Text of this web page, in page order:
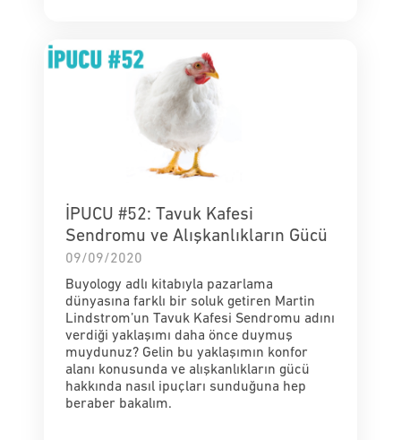
İPUCU #52: Tavuk Kafesi
Sendromu ve Alışkanlıkların Gücü
09/09/2020
Buyology adlı kitabıyla pazarlama
dünyasına farklı bir soluk getiren Martin
Lindstrom’un Tavuk Kafesi Sendromu adını
verdiği yaklaşımı daha önce duymuş
muydunuz? Gelin bu yaklaşımın konfor
alanı konusunda ve alışkanlıkların gücü
hakkında nasıl ipuçları sunduğuna hep
beraber bakalım.